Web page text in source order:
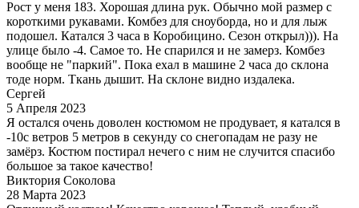
Рост у меня 183. Хорошая длина рук. Обычно мой размер с
короткими рукавами. Комбез для сноуборда, но и для лыж
подошел. Катался 3 часа в Коробицино. Сезон открыл))). На
улице было -4. Самое то. Не спарился и не замерз. Комбез
вообще не "паркий". Пока ехал в машине 2 часа до склона
тоде норм. Ткань дышит. На склоне видно издалека.
Сергей
5 Апреля 2023
Я остался очень доволен костюмом не продувает, я катался в
-10с ветров 5 метров в секунду со снегопадам не разу не
замёрз. Костюм постирал нечего с ним не случится спасибо
большое за такое качество!
Виктория Соколова
28 Марта 2023